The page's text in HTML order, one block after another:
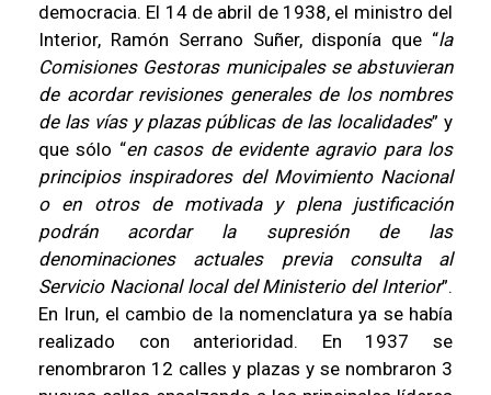
democracia. El 14 de abril de 1938, el ministro del
Interior, Ramón Serrano Suñer, disponía que “la
Comisiones Gestoras municipales se abstuvieran
de acordar revisiones generales de los nombres
de las vías y plazas públicas de las localidades” y
que sólo “en casos de evidente agravio para los
principios inspiradores del Movimiento Nacional
o en otros de motivada y plena justificación
podrán acordar la supresión de las
denominaciones actuales previa consulta al
Servicio Nacional local del Ministerio del Interior”.
En Irun, el cambio de la nomenclatura ya se había
realizado con anterioridad. En 1937 se
renombraron 12 calles y plazas y se nombraron 3